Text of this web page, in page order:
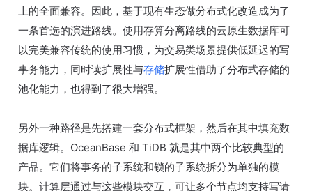
上的全面兼容。因此，基于现有生态做分布式化改造成为了
一条首选的演进路线。使用存算分离路线的云原生数据库可
以完美兼容传统的使用习惯，为交易类场景提供低延迟的写
事务能力，同时读扩展性与存储扩展性借助了分布式存储的
池化能力，也得到了很大增强。
另外一种路径是先搭建一套分布式框架，然后在其中填充数
据库逻辑。OceanBase 和 TiDB 就是其中两个比较典型的
产品。它们将事务的子系统和锁的子系统拆分为单独的模
块。计算层通过与这些模块交互，可让多个节点均支持写请